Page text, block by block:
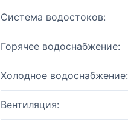
Система водостоков:
Горячее водоснабжение:
Холодное водоснабжение:
Вентиляция: